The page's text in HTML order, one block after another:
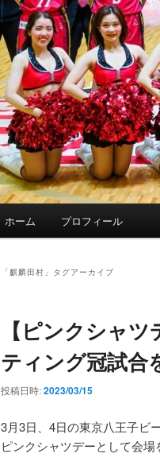
ホーム プロフィール
「 麒麟田村 」タグアーカイブ
【ピンクシャ
ティング冠試合
投稿日時:2023/03/15
3月3日、4日の東京八王子ビ
ピンクシャツデーとして会場